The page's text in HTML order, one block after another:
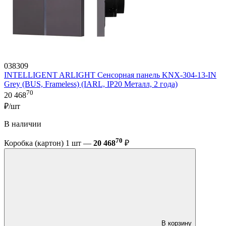
038309
INTELLIGENT ARLIGHT Сенсорная панель KNX-304-13-IN
Grey (BUS, Frameless) (IARL, IP20 Металл, 2 года)
20 46870
₽/шт
В наличии
Коробка (картон) 1 шт — 20 46870 ₽
В корзину